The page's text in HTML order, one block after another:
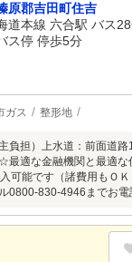
原郡吉田町住吉
道本線 六合駅 バス
ス停 停歩5分
ガス 整形地
主負担）上水道：前
融機関と最適な住宅
可能です（諸費用もＯ
ヤル0800-830-